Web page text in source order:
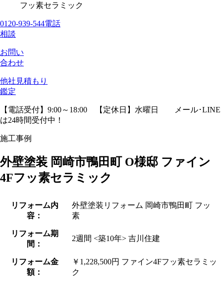
フッ素セラミック
0120-939-544電話
相談
お問い
合わせ
他社見積もり
鑑定
【電話受付】9:00～18:00 【定休日】水曜日
メール･LINE
は24時間受付中！
施工事例
外壁塗装 岡崎市鴨田町 O様邸 ファイン
4Fフッ素セラミック
リフォーム内
容：
外壁塗装リフォーム 岡崎市鴨田町 フッ
素
リフォーム期
間：
2週間 <築10年> 吉川住建
リフォーム金
額：
￥1,228,500円 ファイン4Fフッ素セラミッ
ク